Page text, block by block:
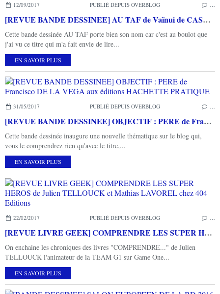
12/09/2017 PUBLIÉ DEPUIS OVERBLOG
[REVUE BANDE DESSINEE] AU TAF de Vaïnui de CASTELBAJAC aux éditions DELCOURT
Cette bande dessinée AU TAF porte bien son nom car c'est au boulot que
j'ai vu ce titre qui m'a fait envie de lire...
EN SAVOIR PLUS
31/05/2017 PUBLIÉ DEPUIS OVERBLOG
[REVUE BANDE DESSINEE] OBJECTIF : PERE de Francisco DE LA VEGA aux éditions HACHETTE PRATIQUE
Cette bande dessinée inaugure une nouvelle thématique sur le blog qui,
vous le comprendrez rien qu'avec le titre,...
EN SAVOIR PLUS
22/02/2017 PUBLIÉ DEPUIS OVERBLOG
[REVUE LIVRE GEEK] COMPRENDRE LES SUPER HEROS de Julien TELLOUCK et Mathias LAVOREL chez 404 Editions
On enchaine les chroniques des livres "COMPRENDRE..." de Julien
TELLOUCK l'animateur de la TEAM G1 sur Game One...
EN SAVOIR PLUS